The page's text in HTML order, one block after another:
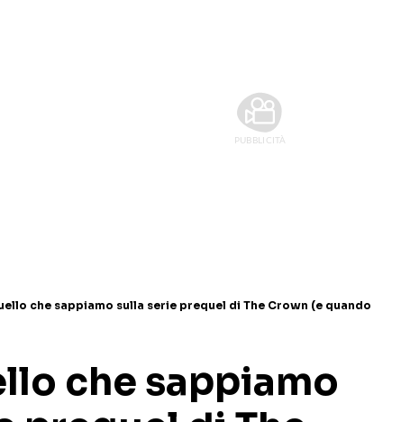
che sappiamo sulla serie prequel di The Crown (e quando
che sappiamo